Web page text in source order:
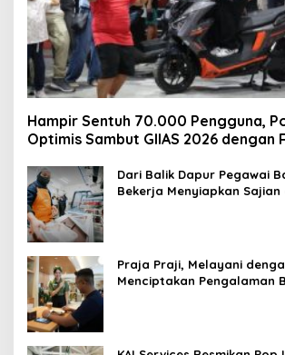
Hampir Sentuh 70.000 Pengguna,
Optimis Sambut GIIAS 2026 dengan
Dari Balik Dapur Pegawai
Bekerja Menyiapkan Sajian
Praja Praji, Melayani
Menciptakan Pengalaman